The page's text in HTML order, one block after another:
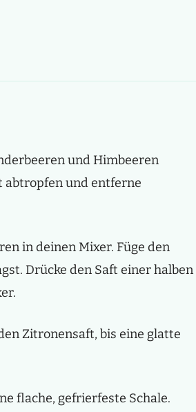
und Himbeeren
abtropfen und entferne
in deinen Mixer. Füge den
Drücke den Saft einer halben
Zitronensaft, bis eine glatte
flache, gefrierfeste Schale.